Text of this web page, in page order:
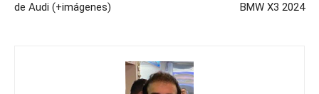
de Audi (+imágenes)
BMW X3 2024